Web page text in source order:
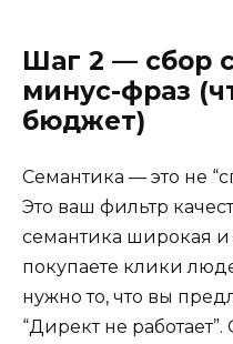
Шаг 2 — сбор
минус-фраз
бюджет)
Семантика — это не
Это ваш фильтр
семантика широкая
покупаете клики
нужно то, что вы
“Директ не